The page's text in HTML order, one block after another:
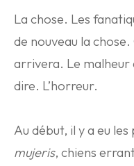
La chose. Les
de nouveau la
arrivera. Le malheur
dire. L’horreur.
Au début, il y a eu
mujeris, chiens